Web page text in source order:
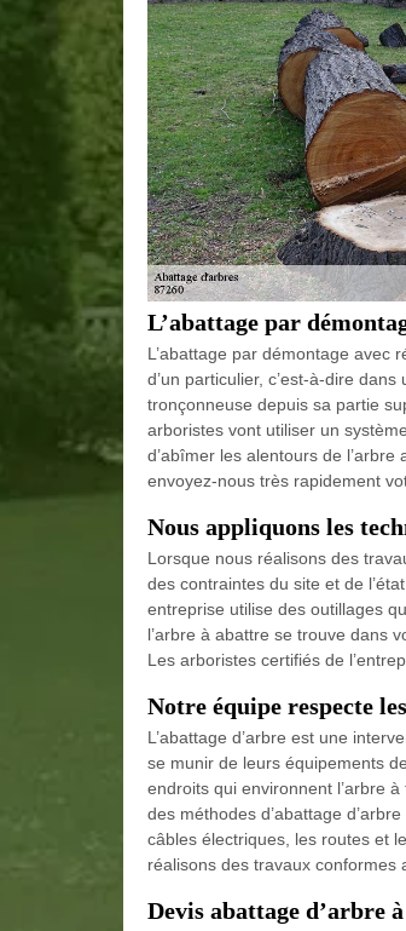
L’abattage par
L’abattage par démontage avec
d’un particulier, c’est-à-dire
tronçonneuse depuis sa partie
arboristes vont utiliser un
d’abîmer les alentours de
envoyez-nous très rapidement
Nous appliquons les
Lorsque nous réalisons des
des contraintes du site et de
entreprise utilise des outillages
l’arbre à abattre se trouve dans
Les arboristes certifiés de
Notre équipe respecte
L’abattage d’arbre est une
se munir de leurs équipements
endroits qui environnent l’arbre
des méthodes d’abattage
câbles électriques, les routes et
réalisons des travaux conformes
Devis abattage d’arbre